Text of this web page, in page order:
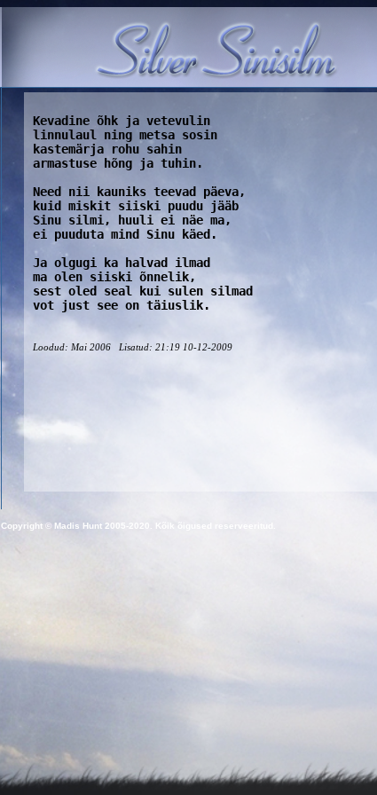
Kevadine õhk ja vetevulin
linnulaul ning metsa sosin
kastemärja rohu sahin
armastuse hõng ja tuhin.
Need nii kauniks teevad päeva,
kuid miskit siiski puudu jääb
Sinu silmi, huuli ei näe ma,
ei puuduta mind Sinu käed.
Ja olgugi ka halvad ilmad
ma olen siiski õnnelik,
sest oled seal kui sulen silmad
vot just see on täiuslik.
Loodud: Mai 2006 Lisatud: 21:19 10-12-2009
Copyright © Madis Hunt 2005-2020. Kõik õigused reserveeritud.